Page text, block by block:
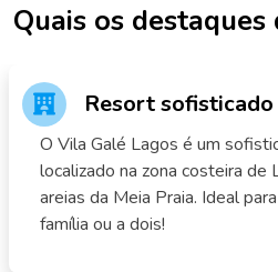
Quais os
Resort sofisticado
O Vila Galé Lagos é um
localizado na zona costeira de
areias da Meia Praia. Ideal
família ou a dois!